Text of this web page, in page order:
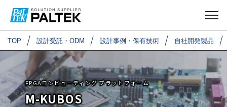
TOP 設計受託・ODM 設計事例・保有技術 自社開発製品
TOP 設計受託・ODM 設計事例・保有技術 自社開発製品
FPGAコンピューティング プラットフォーム
M-KUBOS